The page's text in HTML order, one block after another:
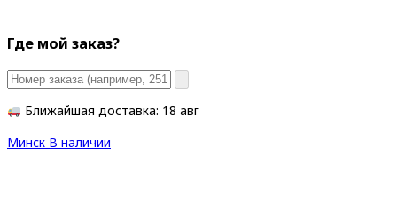
Где мой заказ?
Ближайшая доставка: 18 авг
Минск В наличии